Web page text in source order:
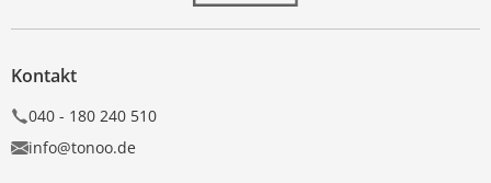
Kontakt
040 - 180 240 510
info@tonoo.de